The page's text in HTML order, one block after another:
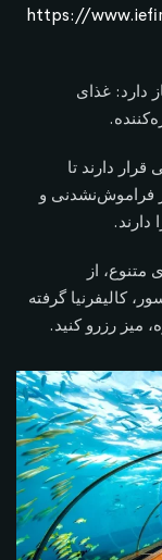
https://
دارد: غذای
دارند تا
فراموش‌نشدنی و
متنوع، از
کالیفرنیا گرفته
میز رزرو کنید.